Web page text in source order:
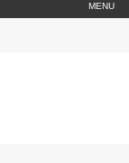
MENU